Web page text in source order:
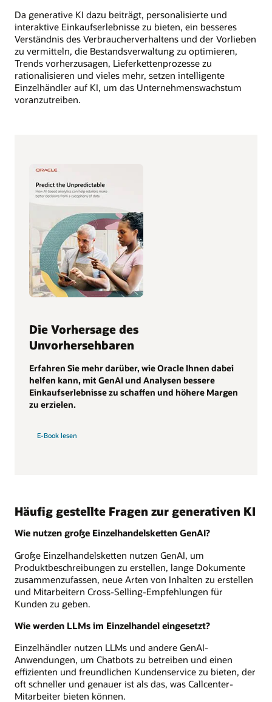
Da generative KI dazu beiträgt, personalisierte und
interaktive Einkaufserlebnisse zu bieten, ein besseres
Verständnis des Verbraucherverhaltens und der Vorlieben
zu vermitteln, die Bestandsverwaltung zu optimieren,
Trends vorherzusagen, Lieferkettenprozesse zu
rationalisieren und vieles mehr, setzen intelligente
Einzelhändler auf KI, um das Unternehmenswachstum
voranzutreiben.
Die Vorhersage des
Unvorhersehbaren
Erfahren Sie mehr darüber, wie Oracle Ihnen dabei
helfen kann, mit GenAI und Analysen bessere
Einkaufserlebnisse zu schaffen und höhere Margen
zu erzielen.
E-Book lesen
Häufig gestellte Fragen zur generativen KI
Wie nutzen große Einzelhandelsketten GenAI?
Große Einzelhandelsketten nutzen GenAI, um
Produktbeschreibungen zu erstellen, lange Dokumente
zusammenzufassen, neue Arten von Inhalten zu erstellen
und Mitarbeitern Cross-Selling-Empfehlungen für
Kunden zu geben.
Wie werden LLMs im Einzelhandel eingesetzt?
Einzelhändler nutzen LLMs und andere GenAI-
Anwendungen, um Chatbots zu betreiben und einen
effizienten und freundlichen Kundenservice zu bieten, der
oft schneller und genauer ist als das, was Callcenter-
Mitarbeiter bieten können.